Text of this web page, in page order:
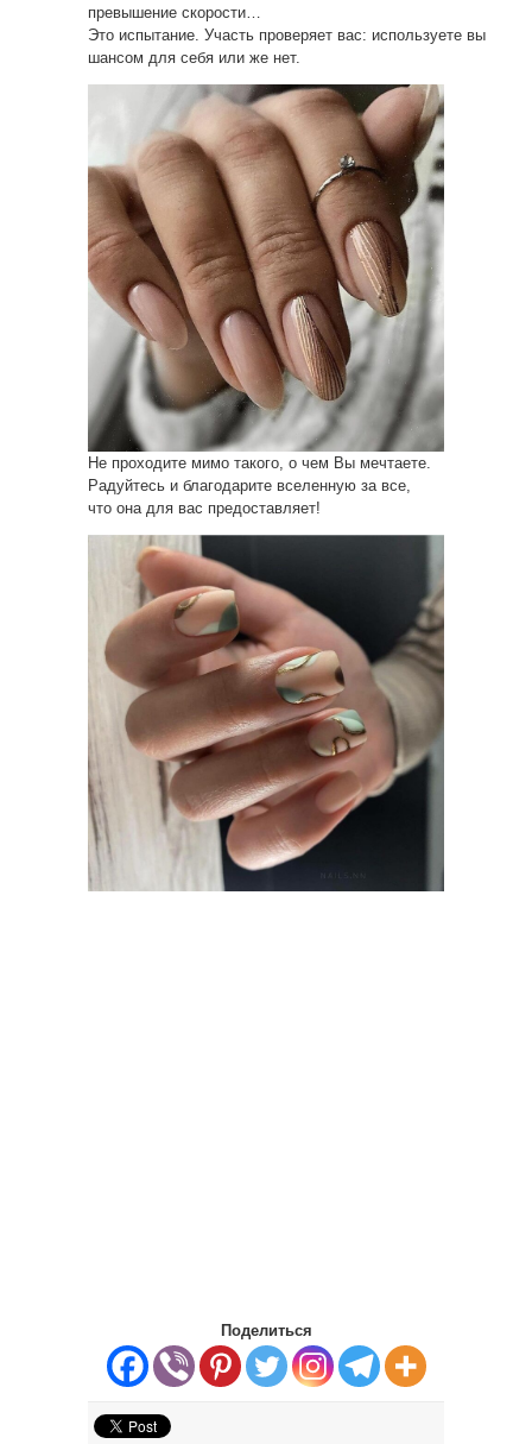
превышение скорости…
Это испытание. Участь проверяет вас: используете вы
шансом для себя или же нет.
Не проходите мимо такого, о чем Вы мечтаете.
Радуйтесь и благодарите вселенную за все,
что она для вас предоставляет!
Поделиться